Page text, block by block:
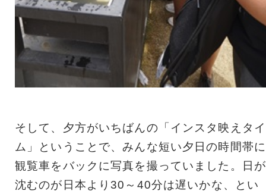
そして、夕方がいちばんの「インスタ映えタイ
ム」ということで、みんな短い夕日の時間帯に
観覧車をバックに写真を撮っていました。日が
沈むのが日本より30～40分は遅いかな、とい